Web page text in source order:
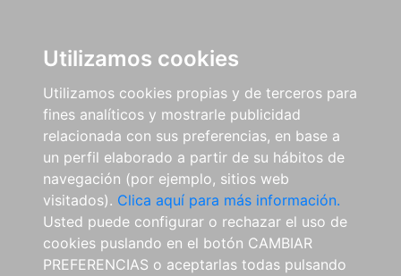
Utilizamos cookies
Utilizamos cookies propias y de terceros para
fines analíticos y mostrarle publicidad
relacionada con sus preferencias, en base a
un perfil elaborado a partir de su hábitos de
navegación (por ejemplo, sitios web
visitados). Clica aquí para más información.
Usted puede configurar o rechazar el uso de
cookies puslando en el botón CAMBIAR
PREFERENCIAS o aceptarlas todas pulsando